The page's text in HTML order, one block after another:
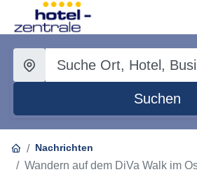
Suchen
Nachrichten
Wandern auf dem DiVa Walk im